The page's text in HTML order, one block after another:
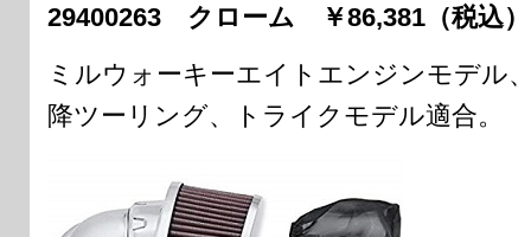
29400263 クローム ￥86,381（税込）
ミルウォーキーエイトエンジンモデル
降ツーリング、トライクモデル適合。